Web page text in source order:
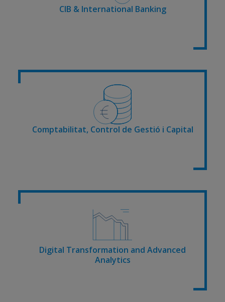
CIB & International Banking
Comptabilitat, Control de Gestió i Capital
Digital Transformation and Advanced
Analytics